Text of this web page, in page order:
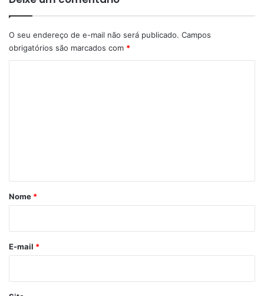
O seu endereço de e-mail não será publicado. Campos
obrigatórios são marcados com *
r
*
Nome *
E-mail *